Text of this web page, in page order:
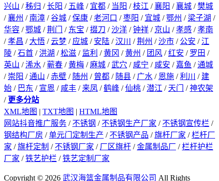
兴山 /秭归 /长阳 / 五峰 / 宜都 / 当阳 /枝江 /襄阳 /襄城 /樊城
/襄州 / 南漳 /谷城 /保康 /老河口 /枣阳 / 宜城 /鄂州 / 梁子湖 /
华容 /鄂城 /荆门 / 东宝 /掇刀 /沙洋 /钟祥 / 京山 /孝感 /孝南
/孝昌 / 大悟 /云梦 / 应城 / 安陆 /汉川 /荆州 /沙市 / 公安 / 江
陵 /石首 / 洪湖 /松滋 / 监利 /黄冈 /黄州 / 团风 /红安 / 罗田 /
英山 /浠水 /蕲春 /黄梅 / 麻城 /武穴 / 咸宁 / 咸安 / 嘉鱼 /通城
/ 崇阳 /通山 /赤壁 / 随州 / 曾都 / 随县 / 广水 / 恩施 /利川 / 建
始 / 巴东 / 宣恩 / 咸丰 / 来凤 /鹤峰 /仙桃 /潜江 / 天门 /神农架
/ 更多分站
XML地图 | TXT地图 | HTML地图
网站抖音推广服务 / 不锈钢 / 不锈钢生产厂家 / 不锈钢宣传栏 /
钢结构厂房 /单元门定制生产 / 不锈钢产品 /旗杆厂家 /栏杆厂
家 /旗杆定制 / 不锈钢厂家 / 厂区旗杆 /金属制品厂 /栏杆护栏
厂家 /铁艺护栏 /铁艺定制厂家
Copyright © 2026 武汉海篮金属制品有限公司 All Rights